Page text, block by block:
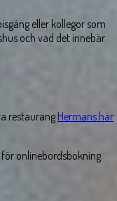
eller kollegor som
och vad det innebär
restaurang Hermans här
onlinebordsbokning